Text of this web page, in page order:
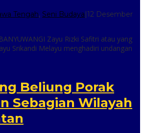
Tengah, Seni Budaya|12 Desember
Zayu Rizki Safitri atau yang
Srikandi Melayu menghadiri undangan
Beliung Porak
Sebagian Wilayah